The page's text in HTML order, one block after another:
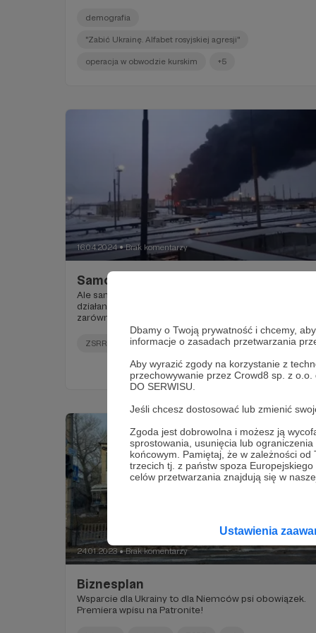
Dbamy o Twoją prywatność i chcemy,
informacje o zasadach przetwarzania
Aby wyrazić zgody na korzystanie z
przechowywanie przez Crowd8 sp. z
DO SERWISU.
Jeśli chcesz dostosować lub zmienić
Zgoda jest dobrowolna i możesz ją
sprostowania, usunięcia lub
końcowym. Pamiętaj, że w zależności
trzecich tj. z państw spoza
celów przetwarzania znajdują się w
Ustawienia
demografia
"Zabić Ukrainę. Alfabet rosyjskiej agresji"
operacja w obwodzie kurskim +5
16.04.2024 ● Brak komentarzy
Samoograniczanie
Ale samoograniczanie Zachodu – zwłaszcza USA – w
działaniach wymierzonych w rosję, ma powody
zarówno gospodarcze, jak i ekonomiczne.
ZSRR USA ataki na rafinerie +5
24.01.2023 ● Brak komentarzy
Biznesplan
Wsparcie dla Ukrainy to dla Niemców psi obowiązek.
Premiera wpisu na Patronite!